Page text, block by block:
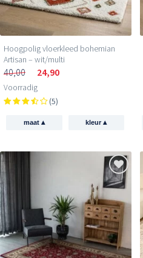
Hoogpolig vloerkleed bohemian
Artisan – wit/multi
40,00 24,90
Voorradig
(5)
maat ▴ kleur▴